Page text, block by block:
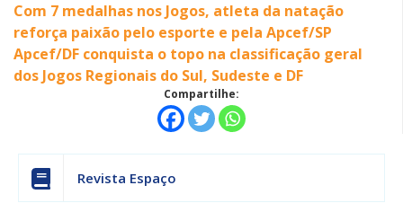
Com 7 medalhas nos Jogos, atleta da natação
reforça paixão pelo esporte e pela Apcef/SP
Apcef/DF conquista o topo na classificação geral
dos Jogos Regionais do Sul, Sudeste e DF
Compartilhe:
Revista Espaço